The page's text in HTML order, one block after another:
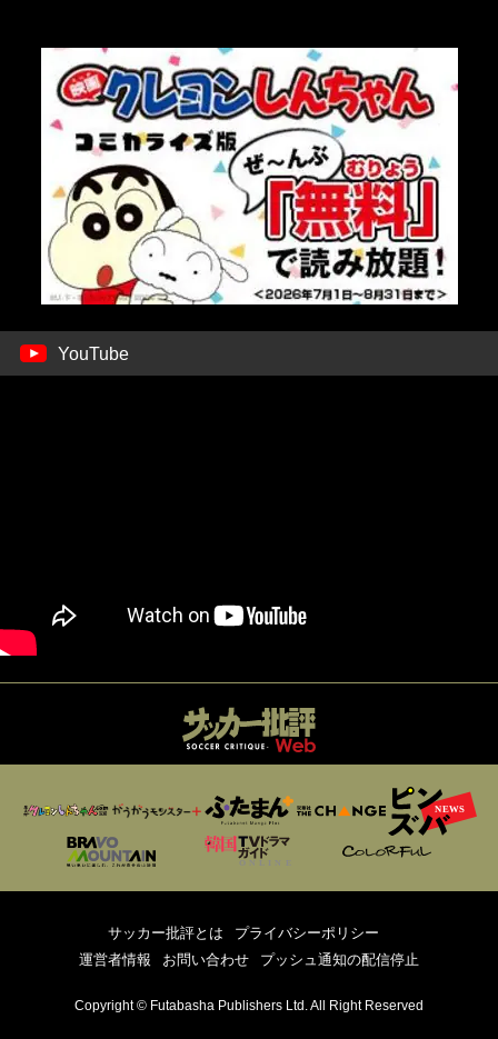
YouTube
サッカー批評とは
プライバシーポリシー
運営者情報
お問い合わせ プッシュ通知の配信停止
Copyright © Futabasha Publishers Ltd. All Right Reserved